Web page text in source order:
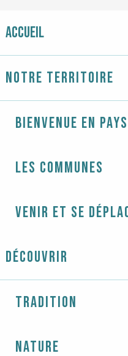
Accueil
Notre territoire
Bienvenue en
Les communes
Venir et se
Découvrir
Tradition
Nature
Plozévet